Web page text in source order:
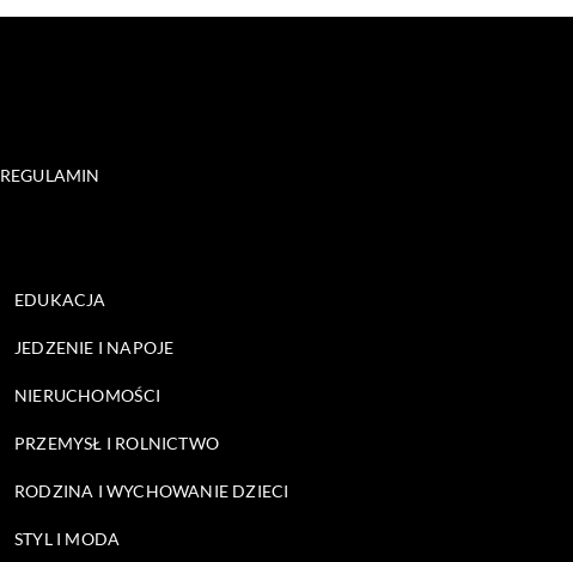
REGULAMIN
EDUKACJA
JEDZENIE I NAPOJE
NIERUCHOMOŚCI
PRZEMYSŁ I ROLNICTWO
RODZINA I WYCHOWANIE DZIECI
STYL I MODA